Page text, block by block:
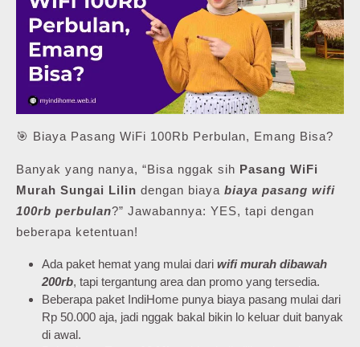
🎯 Biaya Pasang WiFi 100Rb Perbulan, Emang Bisa?
Banyak yang nanya, “Bisa nggak sih Pasang WiFi
Murah Sungai Lilin dengan biaya biaya pasang wifi
100rb perbulan?” Jawabannya: YES, tapi dengan
beberapa ketentuan!
Ada paket hemat yang mulai dari wifi murah dibawah
200rb, tapi tergantung area dan promo yang tersedia.
Beberapa paket IndiHome punya biaya pasang mulai dari
Rp 50.000 aja, jadi nggak bakal bikin lo keluar duit banyak
di awal.